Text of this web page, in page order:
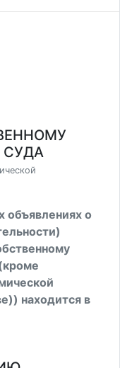
объявлениях о
находится в